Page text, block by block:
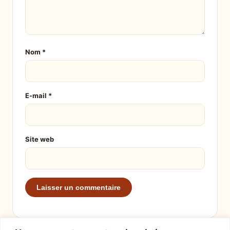
Nom *
E-mail *
Site web